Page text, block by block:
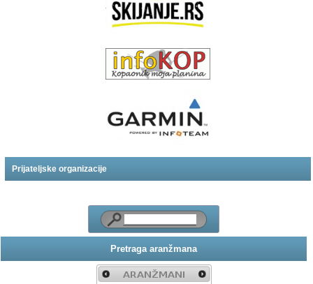
Prijateljske organizacije
Pretraga aranžmana